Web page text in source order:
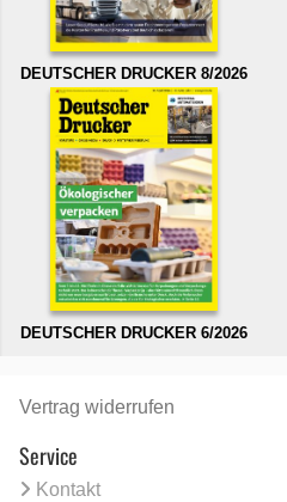
DEUTSCHER DRUCKER 8/2026
DEUTSCHER DRUCKER 6/2026
Vertrag widerrufen
Service
Kontakt